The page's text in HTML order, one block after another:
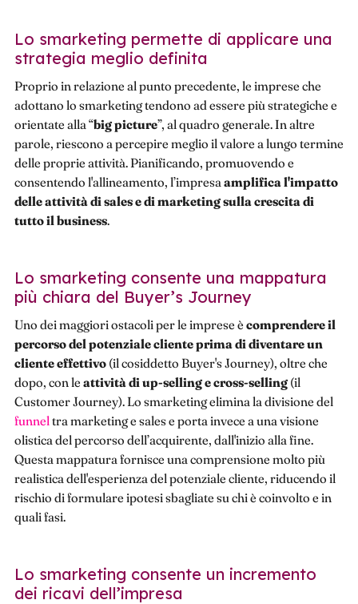
Lo smarketing permette di applicare una
strategia meglio definita
Proprio in relazione al punto precedente, le imprese che
adottano lo smarketing tendono ad essere più strategiche e
orientate alla “big picture”, al quadro generale. In altre
parole, riescono a percepire meglio il valore a lungo termine
delle proprie attività. Pianificando, promuovendo e
consentendo l'allineamento, l’impresa amplifica l'impatto
delle attività di sales e di marketing sulla crescita di
tutto il business.
Lo smarketing consente una mappatura
più chiara del Buyer’s Journey
Uno dei maggiori ostacoli per le imprese è comprendere il
percorso del potenziale cliente prima di diventare un
cliente effettivo (il cosiddetto Buyer's Journey), oltre che
dopo, con le attività di up-selling e cross-selling (il
Customer Journey). Lo smarketing elimina la divisione del
funnel tra marketing e sales e porta invece a una visione
olistica del percorso dell’acquirente, dall'inizio alla fine.
Questa mappatura fornisce una comprensione molto più
realistica dell'esperienza del potenziale cliente, riducendo il
rischio di formulare ipotesi sbagliate su chi è coinvolto e in
quali fasi.
Lo smarketing consente un incremento
dei ricavi dell’impresa